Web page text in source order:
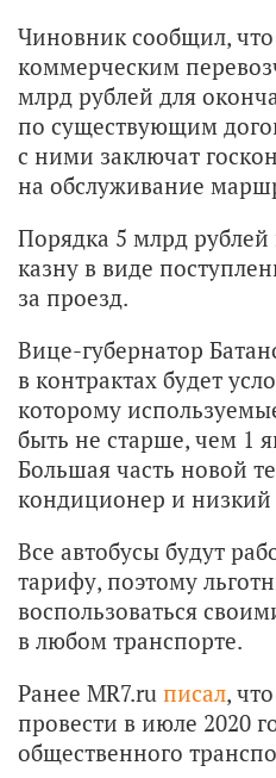
Чиновник сообщил,
коммерческим
млрд рублей для
по существующим
с ними заключат
на обслуживание
Порядка 5 млрд рублей
казну в виде
за проезд.
Вице-губернатор
в контрактах будет
которому
быть не старше, чем 1
Большая часть новой
кондиционер и низкий
Все автобусы будут
тарифу, поэтому
воспользоваться
в любом транспорте.
Ранее MR7.ru писал,
провести в июле 2020
общественного